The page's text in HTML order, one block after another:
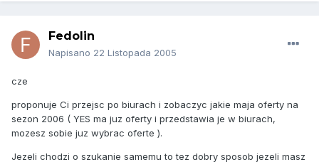
Fedolin
Napisano 22 Listopada 2005
cze
proponuje Ci przejsc po biurach i zobaczyc jakie maja oferty na
sezon 2006 ( YES ma juz oferty i przedstawia je w biurach,
mozesz sobie juz wybrac oferte ).
Jezeli chodzi o szukanie samemu to tez dobry sposob jezeli masz